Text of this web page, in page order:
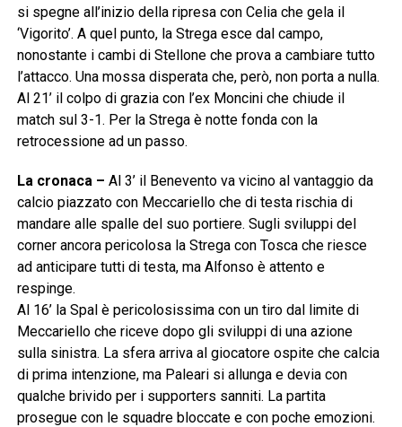
si spegne all’inizio della ripresa con Celia che gela il
‘Vigorito’. A quel punto, la Strega esce dal campo,
nonostante i cambi di Stellone che prova a cambiare tutto
l’attacco. Una mossa disperata che, però, non porta a nulla.
Al 21’ il colpo di grazia con l’ex Moncini che chiude il
match sul 3-1. Per la Strega è notte fonda con la
retrocessione ad un passo.
La cronaca – Al 3’ il Benevento va vicino al vantaggio da
calcio piazzato con Meccariello che di testa rischia di
mandare alle spalle del suo portiere. Sugli sviluppi del
corner ancora pericolosa la Strega con Tosca che riesce
ad anticipare tutti di testa, ma Alfonso è attento e
respinge.
Al 16’ la Spal è pericolosissima con un tiro dal limite di
Meccariello che riceve dopo gli sviluppi di una azione
sulla sinistra. La sfera arriva al giocatore ospite che calcia
di prima intenzione, ma Paleari si allunga e devia con
qualche brivido per i supporters sanniti. La partita
prosegue con le squadre bloccate e con poche emozioni.